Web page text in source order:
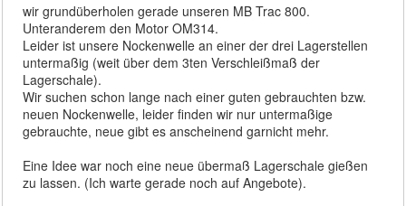
wir grundüberholen gerade unseren MB Trac 800.
Unteranderem den Motor OM314.
Leider ist unsere Nockenwelle an einer der drei Lagerstellen
untermaßig (weit über dem 3ten Verschleißmaß der
Lagerschale).
Wir suchen schon lange nach einer guten gebrauchten bzw.
neuen Nockenwelle, leider finden wir nur untermaßige
gebrauchte, neue gibt es anscheinend garnicht mehr.
Eine Idee war noch eine neue übermaß Lagerschale gießen
zu lassen. (Ich warte gerade noch auf Angebote).